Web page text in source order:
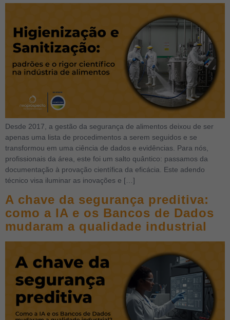
Desde 2017, a gestão da segurança de alimentos deixou de ser
apenas uma lista de procedimentos a serem seguidos e se
transformou em uma ciência de dados e evidências. Para nós,
profissionais da área, este foi um salto quântico: passamos da
documentação à provação científica da eficácia. Este adendo
técnico visa iluminar as inovações e […]
A chave da segurança preditiva:
como a IA e os Bancos de Dados
mudaram a qualidade industrial